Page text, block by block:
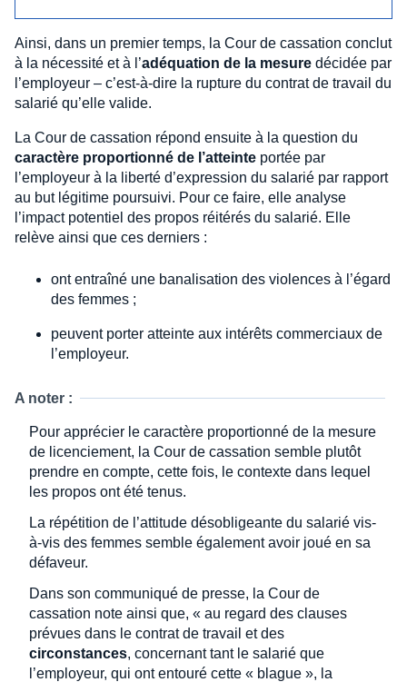
Ainsi, dans un premier temps, la Cour de cassation conclut
à la nécessité et à l’adéquation de la mesure décidée par
l’employeur – c’est-à-dire la rupture du contrat de travail du
salarié qu’elle valide.
La Cour de cassation répond ensuite à la question du
caractère proportionné de l’atteinte portée par
l’employeur à la liberté d’expression du salarié par rapport
au but légitime poursuivi. Pour ce faire, elle analyse
l’impact potentiel des propos réitérés du salarié. Elle
relève ainsi que ces derniers :
ont entraîné une banalisation des violences à l’égard
des femmes ;
peuvent porter atteinte aux intérêts commerciaux de
l’employeur.
A noter :
Pour apprécier le caractère proportionné de la mesure
de licenciement, la Cour de cassation semble plutôt
prendre en compte, cette fois, le contexte dans lequel
les propos ont été tenus.
La répétition de l’attitude désobligeante du salarié vis-
à-vis des femmes semble également avoir joué en sa
défaveur.
Dans son communiqué de presse, la Cour de
cassation note ainsi que, « au regard des clauses
prévues dans le contrat de travail et des
circonstances, concernant tant le salarié que
l’employeur, qui ont entouré cette « blague », la